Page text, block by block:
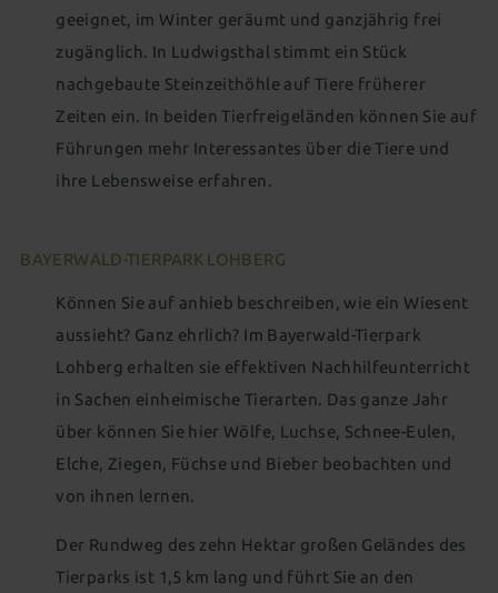
geeignet, im Winter geräumt und ganzjährig frei
zugänglich. In Ludwigsthal stimmt ein Stück
nachgebaute Steinzeithöhle auf Tiere früherer
Zeiten ein. In beiden Tierfreigeländen können Sie auf
Führungen mehr Interessantes über die Tiere und
ihre Lebensweise erfahren.
BAYERWALD-TIERPARK LOHBERG
Können Sie auf anhieb beschreiben, wie ein Wiesent
aussieht? Ganz ehrlich? Im Bayerwald-Tierpark
Lohberg erhalten sie effektiven Nachhilfeunterricht
in Sachen einheimische Tierarten. Das ganze Jahr
über können Sie hier Wölfe, Luchse, Schnee-Eulen,
Elche, Ziegen, Füchse und Bieber beobachten und
von ihnen lernen.
Der Rundweg des zehn Hektar großen Geländes des
Tierparks ist 1,5 km lang und führt Sie an den